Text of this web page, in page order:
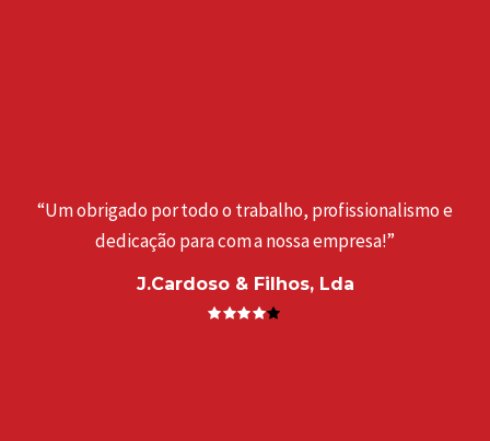
“Um obrigado por todo o trabalho, profissionalismo e
dedicação para com a nossa empresa!”
J.Cardoso & Filhos, Lda